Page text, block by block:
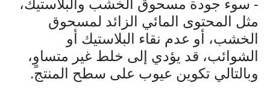
مثل المحتوى المائي الزائد لمسحوق
الخشب، أو عدم نقاء البلاستيك أو
الشوائب، قد يؤدي إلى خلط غير متساوٍ،
وبالتالي تكوين عيوب على سطح المنتج.